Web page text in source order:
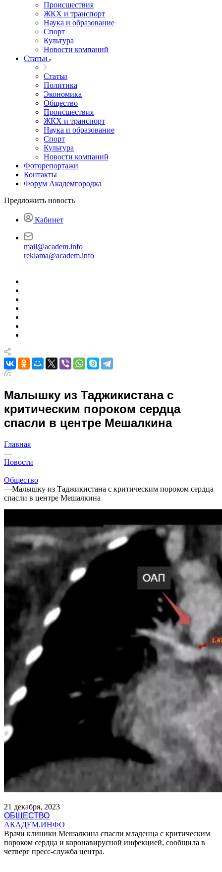
Происшествия
ЖКХ и транспорт
Наука и образование
Спорт
Культура
Новости компаний
Статьи
Статьи
Политика
Экономика
Общество
Происшествия
ЖКХ и транспорт
Наука и образование
Спорт
Культура
Новости компаний
Фоторепортажи
Контакты
Форум Академгородка
Предложить новость
Кабинет
mail@academ.info
reklama@academ.info
Малышку из Таджикистана с
критическим пороком сердца
спасли в центре Мешалкина
Главная
—
Новости
—
Общество
—Малышку из Таджикистана с критическим пороком сердца
спасли в центре Мешалкина
21 декабря, 2023
ОБЩЕСТВО
АКАДЕМ.ИНФО
Врачи клиники Мешалкина спасли младенца с критическим
пороком сердца и коронавирусной инфекцией, сообщила в
четверг пресс-служба центра.